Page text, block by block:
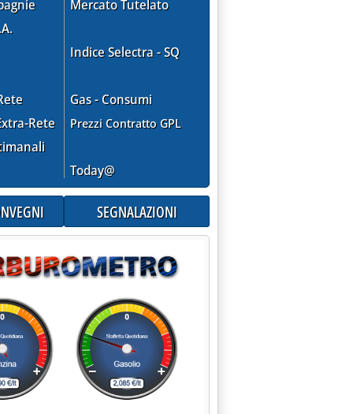
Rete
Mercato Tutelato
Indice Selectra - SQ
Gas - Consumi
Prezzi Contratto GPL
Today@
SEGNALAZIONI